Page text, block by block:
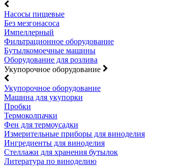
Насосы пищевые
Без мезгонасоса
Импеллерный
Фильтрационное оборудование
Бутылкомоечные машины
Оборудование для розлива
Укупорочное оборудование
Укупорочное оборудование
Машина для укупорки
Пробки
Термоколпачки
Фен для термоусадки
Измерительные приборы для виноделия
Ингредиенты для виноделия
Стеллажи для хранения бутылок
Литература по виноделию